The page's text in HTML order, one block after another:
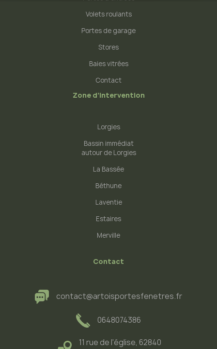
Volets roulants
Portes de garage
Stores
Baies vitrées
Contact
Zone d’intervention
Lorgies
Bassin immédiat
autour de Lorgies
La Bassée
Béthune
Laventie
Estaires
Merville
Contact
contact@artoisportesfenetres.fr
0648074386
11 rue de l'église, 62840